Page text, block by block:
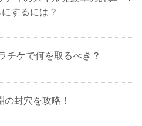
するには？
チケで何を取るべき？
の封穴を攻略！